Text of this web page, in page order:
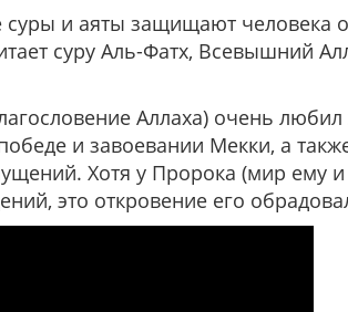
и аяты защищают человека
суру Аль-Фатх, Всевышний
Аллаха) очень любил
и завоевании Мекки, а
Хотя у Пророка (мир ему и
это откровение его